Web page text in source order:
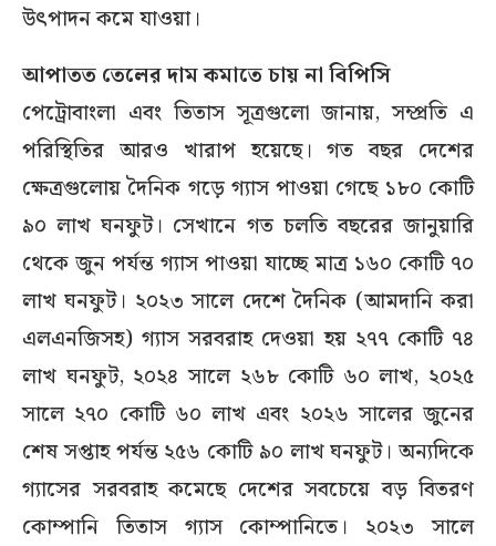
উৎপাদন কমে যাওয়া।
আপাতত তেলের দাম কমাতে চায় না বিপিসি
পেট্রোবাংলা এবং তিতাস সূত্রগুলো জানায়, সম্প্রতি এ
পরিস্থিতির আরও খারাপ হয়েছে। গত বছর দেশের
ক্ষেত্রগুলোয় দৈনিক গড়ে গ্যাস পাওয়া গেছে ১৮০ কোটি
৯০ লাখ ঘনফুট। সেখানে গত চলতি বছরের জানুয়ারি
থেকে জুন পর্যন্ত গ্যাস পাওয়া যাচ্ছে মাত্র ১৬০ কোটি ৭০
লাখ ঘনফুট। ২০২৩ সালে দেশে দৈনিক (আমদানি করা
এলএনজিসহ) গ্যাস সরবরাহ দেওয়া হয় ২৭৭ কোটি ৭৪
লাখ ঘনফুট, ২০২৪ সালে ২৬৮ কোটি ৬০ লাখ, ২০২৫
সালে ২৭০ কোটি ৬০ লাখ এবং ২০২৬ সালের জুনের
শেষ সপ্তাহ পর্যন্ত ২৫৬ কোটি ৯০ লাখ ঘনফুট। অন্যদিকে
গ্যাসের সরবরাহ কমেছে দেশের সবচেয়ে বড় বিতরণ
কোম্পানি তিতাস গ্যাস কোম্পানিতে। ২০২৩ সালে